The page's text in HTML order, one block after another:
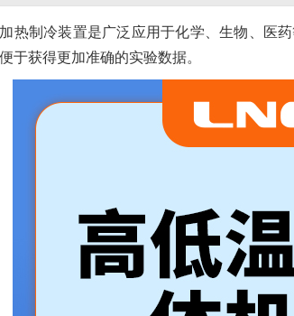
热制冷装置是广泛应用于化学、生物、医
于获得更加准确的实验数据。